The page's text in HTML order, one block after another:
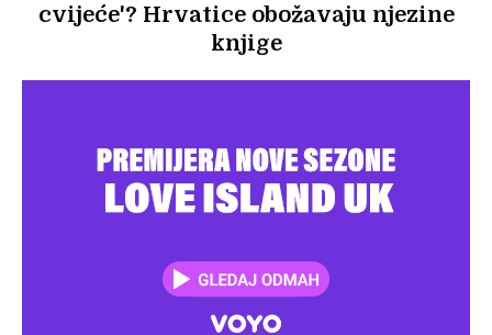
cvijeće'? Hrvatice obožavaju njezine
knjige